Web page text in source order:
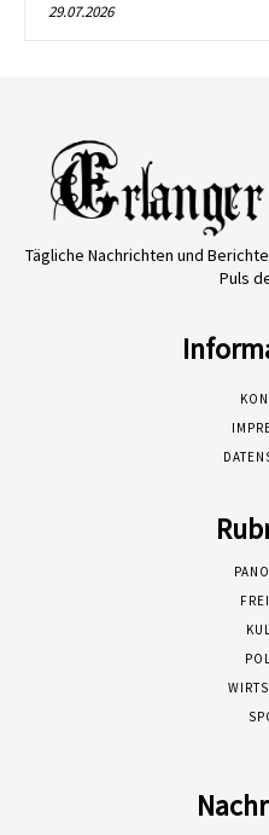
29.07.2026
Tägliche Nachrichten und
Puls